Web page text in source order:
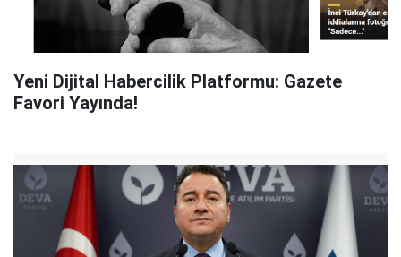
Yeni Dijital Habercilik Platformu: Gazete
Favori Yayında!